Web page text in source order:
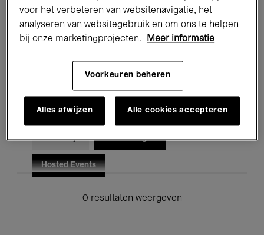
Performances Lezingen & Debatten
Jazz Klassieke Muziek Global Music
Elektronische Muziek
Voor iedereen Kids’ Palace
Onderwijs Rondleidingen
Hosted Events
0 resultaten weergeven
voor het verbeteren van websitenavigatie, het
analyseren van websitegebruik en om ons te helpen
bij onze marketingprojecten.
Meer informatie
Voorkeuren beheren
Alles afwijzen Alle cookies accepteren